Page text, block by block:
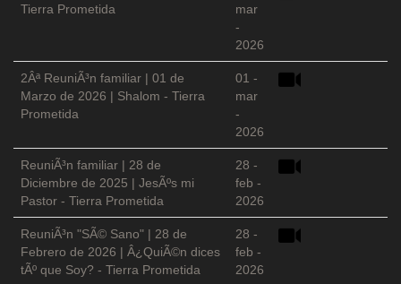
Tierra Prometida
mar
-
2026
2Âª ReuniÃ³n familiar | 01 de
Marzo de 2026 | Shalom - Tierra
Prometida
01 -
mar
-
2026
ReuniÃ³n familiar | 28 de
Diciembre de 2025 | JesÃºs mi
Pastor - Tierra Prometida
28 -
feb -
2026
ReuniÃ³n "SÃ© Sano" | 28 de
Febrero de 2026 | Â¿QuiÃ©n dices
tÃº que Soy? - Tierra Prometida
28 -
feb -
2026